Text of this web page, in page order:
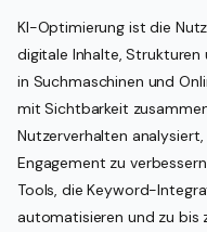
KI-Optimierung ist die
digitale Inhalte,
in Suchmaschinen und
mit Sichtbarkeit
Nutzerverhalten
Engagement zu
Tools, die Keyword-
automatisieren und zu bis